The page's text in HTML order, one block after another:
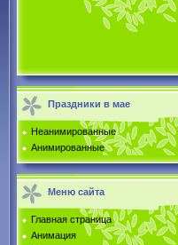
Праздники в мае
Неанимированные
Анимированные
Меню сайта
Главная страница
Анимация